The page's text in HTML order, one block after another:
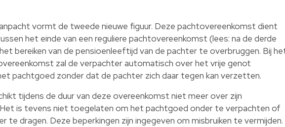
vormt de tweede nieuwe figuur. Deze pachtovereenkomst dient
het einde van een reguliere pachtovereenkomst (lees: na de derde
bereiken van de pensioenleeftijd van de pachter te overbruggen. Bij
zal de verpachter automatisch over het vrije genot
pachtgoed zonder dat de pachter zich daar tegen kan verzetten.
tijdens de duur van deze overeenkomst niet meer over zijn
is tevens niet toegelaten om het pachtgoed onder te verpachten of
te dragen. Deze beperkingen zijn ingegeven om misbruiken te vermijden.